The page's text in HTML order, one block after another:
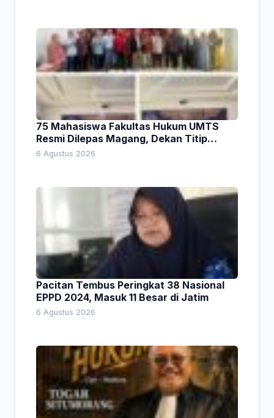
75 Mahasiswa Fakultas Hukum UMTS
Resmi Dilepas Magang, Dekan Titip
Empat Pesan Penting
6 Agustus 2026
Pacitan Tembus Peringkat 38 Nasional
EPPD 2024, Masuk 11 Besar di Jatim
6 Agustus 2026